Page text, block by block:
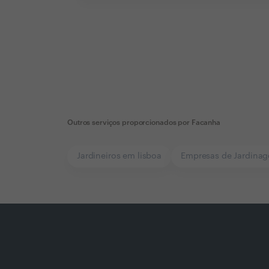
Outros serviços proporcionados por Facanha
Jardineiros em lisboa Empresas de